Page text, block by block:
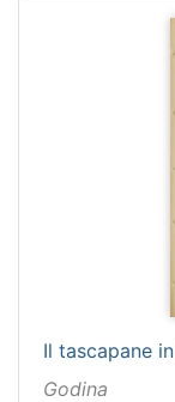
Il tascapane
Godina